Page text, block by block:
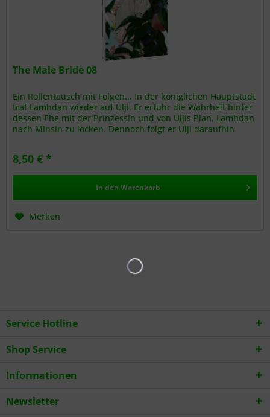
The Male Bride 08
Ein Rollentausch mit Folgen... In der königlichen Hauptstadt
traf Lamhdan wieder auf Ulji. Er erfuhr die Wahrheit hinter
dessen Ehe mit der Prinzessin und von Uljis Plan, Lamhdan
nach Minsin zu locken. Dennoch folgt er Ulji daraufhin
8,50 € *
In den Warenkorb
Merken
Service Hotline
Shop Service
Informationen
Newsletter